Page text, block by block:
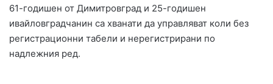
61-годишен от Димитровград и 25-годишен
ивайловградчанин са хванати да управляват коли без
регистрационни табели и нерегистрирани по
надлежния ред.